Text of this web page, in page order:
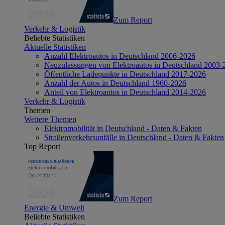
Zum Report
Verkehr & Logistik
Beliebte Statistiken
Aktuelle Statistiken
Anzahl Elektroautos in Deutschland 2006-2026
Neuzulassungen von Elektroautos in Deutschland 2003-
Öffentliche Ladepunkte in Deutschland 2017-2026
Anzahl der Autos in Deutschland 1960-2026
Anteil von Elektroautos in Deutschland 2014-2026
Verkehr & Logistik
Themen
Weitere Themen
Elektromobilität in Deutschland - Daten & Fakten
Straßenverkehrsunfälle in Deutschland - Daten & Fakten
Top Report
Zum Report
Energie & Umwelt
Beliebte Statistiken